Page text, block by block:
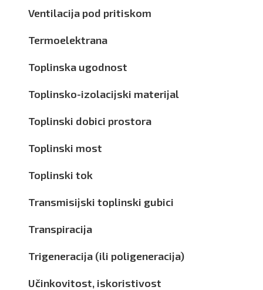
Ventilacija pod pritiskom
Termoelektrana
Toplinska ugodnost
Toplinsko-izolacijski materijal
Toplinski dobici prostora
Toplinski most
Toplinski tok
Transmisijski toplinski gubici
Transpiracija
Trigeneracija (ili poligeneracija)
Učinkovitost, iskoristivost